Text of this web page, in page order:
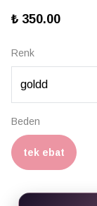
₺ 350.00
Renk
Beden
tek ebat